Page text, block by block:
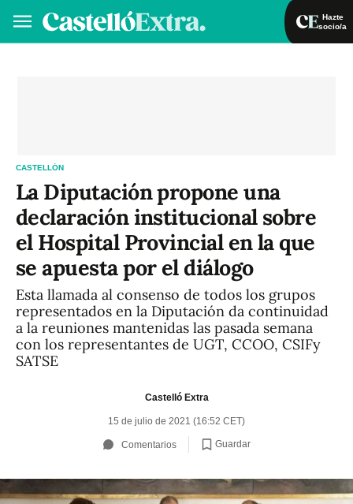
Hazte
socio/a
CASTELLÓN
La Diputación propone una
declaración institucional sobre
el Hospital Provincial en la que
se apuesta por el diálogo
Esta llamada al consenso de todos los grupos
representados en la Diputación da continuidad
a la reuniones mantenidas las pasada semana
con los representantes de UGT, CCOO, CSIFy
SATSE
Castelló Extra
15 de julio de 2021 (16:52 CET)
Comentarios Guardar